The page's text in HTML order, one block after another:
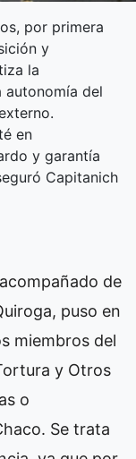
por primera
y
la
del
en
y garantía
Capitanich
de
puso en
miembros del
y Otros
o
Se trata